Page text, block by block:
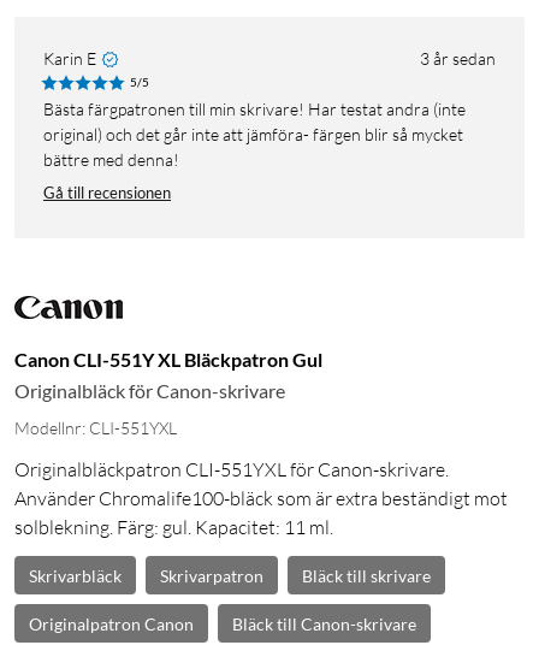
Karin E 3 år sedan
5/5
Bästa färgpatronen till min skrivare! Har testat andra (inte
original) och det går inte att jämföra- färgen blir så mycket
bättre med denna!
Gå till recensionen
Canon CLI-551Y XL Bläckpatron Gul
Originalbläck för Canon-skrivare
Modellnr: CLI-551YXL
Originalbläckpatron CLI-551YXL för Canon-skrivare.
Använder Chromalife100-bläck som är extra beständigt mot
solblekning. Färg: gul. Kapacitet: 11 ml.
Skrivarbläck Skrivarpatron Bläck till skrivare
Originalpatron Canon Bläck till Canon-skrivare